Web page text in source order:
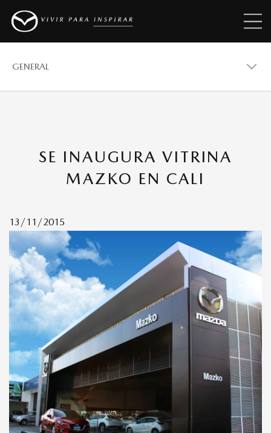
GENERAL
VEHÍCULOS
REVISTAS MAZDA STORIES
MAZDA TIPS
SE INAUGURA VITRINA
MAZKO EN CALI
13/11/2015